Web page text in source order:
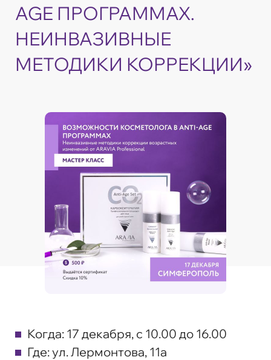
AGE ПРОГРАММАХ.
НЕИНВАЗИВНЫЕ
МЕТОДИКИ КОРРЕКЦИИ»
Когда: 17 декабря, с 10.00 до 16.00
Где:ул. Лермонтова, 11а